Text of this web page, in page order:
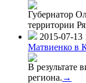
Губернатор
территории
2015-07-13
Матвиенко в
В результате
региона. →